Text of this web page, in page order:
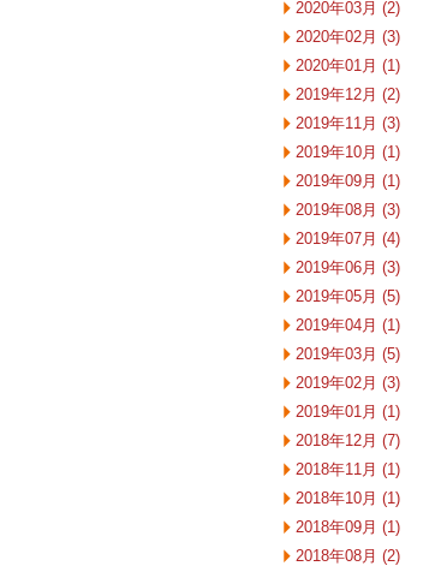
2020年03月 (2)
2020年02月 (3)
2020年01月 (1)
2019年12月 (2)
2019年11月 (3)
2019年10月 (1)
2019年09月 (1)
2019年08月 (3)
2019年07月 (4)
2019年06月 (3)
2019年05月 (5)
2019年04月 (1)
2019年03月 (5)
2019年02月 (3)
2019年01月 (1)
2018年12月 (7)
2018年11月 (1)
2018年10月 (1)
2018年09月 (1)
2018年08月 (2)